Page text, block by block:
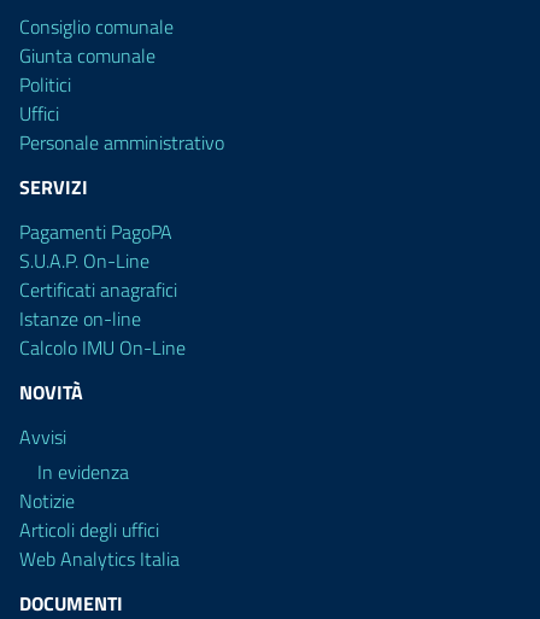
Consiglio comunale
Giunta comunale
Politici
Uffici
Personale amministrativo
SERVIZI
Pagamenti PagoPA
S.U.A.P. On-Line
Certificati anagrafici
Istanze on-line
Calcolo IMU On-Line
NOVITÀ
Avvisi
In evidenza
Notizie
Articoli degli uffici
Web Analytics Italia
DOCUMENTI